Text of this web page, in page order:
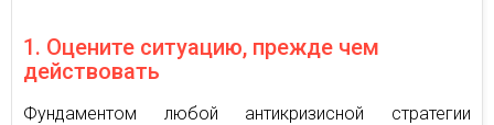
1. Оцените ситуацию, прежде чем
действовать
Фундаментом любой антикризисной стратегии